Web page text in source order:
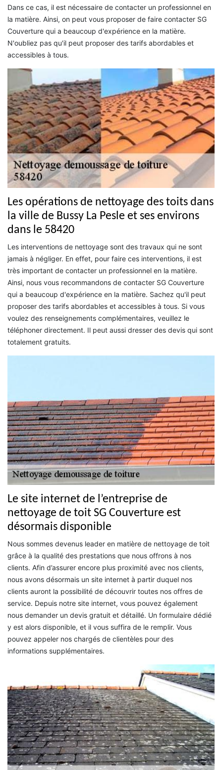
Dans ce cas, il est nécessaire de contacter un professionnel en
la matière. Ainsi, on peut vous proposer de faire contacter SG
Couverture qui a beaucoup d'expérience en la matière.
N'oubliez pas qu'il peut proposer des tarifs abordables et
accessibles à tous.
Les opérations de nettoyage des toits dans
la ville de Bussy La Pesle et ses environs
dans le 58420
Les interventions de nettoyage sont des travaux qui ne sont
jamais à négliger. En effet, pour faire ces interventions, il est
très important de contacter un professionnel en la matière.
Ainsi, nous vous recommandons de contacter SG Couverture
qui a beaucoup d'expérience en la matière. Sachez qu'il peut
proposer des tarifs abordables et accessibles à tous. Si vous
voulez des renseignements complémentaires, veuillez le
téléphoner directement. Il peut aussi dresser des devis qui sont
totalement gratuits.
Le site internet de l’entreprise de
nettoyage de toit SG Couverture est
désormais disponible
Nous sommes devenus leader en matière de nettoyage de toit
grâce à la qualité des prestations que nous offrons à nos
clients. Afin d’assurer encore plus proximité avec nos clients,
nous avons désormais un site internet à partir duquel nos
clients auront la possibilité de découvrir toutes nos offres de
service. Depuis notre site internet, vous pouvez également
nous demander un devis gratuit et détaillé. Un formulaire dédié
y est alors disponible, et il vous suffira de le remplir. Vous
pouvez appeler nos chargés de clientèles pour des
informations supplémentaires.